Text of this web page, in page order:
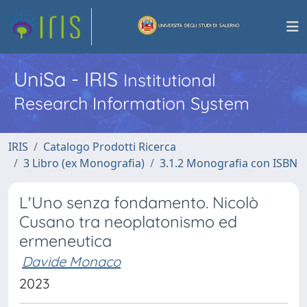
UniSa - IRISInstitutional
Research Information System
IRIS
Catalogo Prodotti Ricerca
3 Libro (ex Monografia)
3.1.2 Monografia con ISBN
L'Uno senza fondamento. Nicolò
Cusano tra neoplatonismo ed
ermeneutica
Davide Monaco
2023